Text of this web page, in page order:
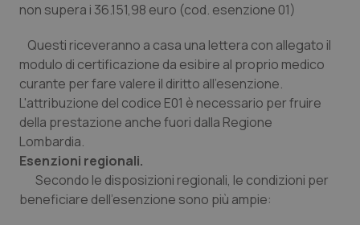
Provincia Autonoma di Trento
Puglia
Sardegna
Sicilia
Ipertensione & Scompenso
Malattie rare
Malattia di Crohn & Rettocolite Ulcerosa
Neuroscienze & patologie neurodegenerative
non supera i 36.151,98 euro (cod. esenzione 01)
Questi riceveranno a casa una lettera con allegato il
modulo di certificazione da esibire al proprio medico
curante per fare valere il diritto all'esenzione.
L'attribuzione del codice E01 è necessario per fruire
della prestazione anche fuori dalla Regione
Lombardia.
Esenzioni regionali.
Secondo le disposizioni regionali, le condizioni per
beneficiare dell'esenzione sono più ampie: